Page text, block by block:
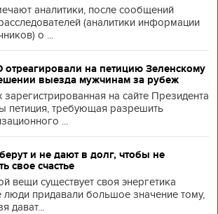
аналитики, после сообщений
(аналитики информации
о ...
на петицию Зеленскому
выезда мужчинам за рубеж
зарегистрированная на сайте Президента
петиция, требующая разрешить
...
и не дают в долг, чтобы не
свое счастье
вещи существует своя энергетика
люди придавали большое значение тому,
дават...